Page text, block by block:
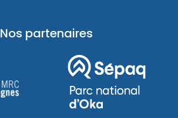
Nos partenaires